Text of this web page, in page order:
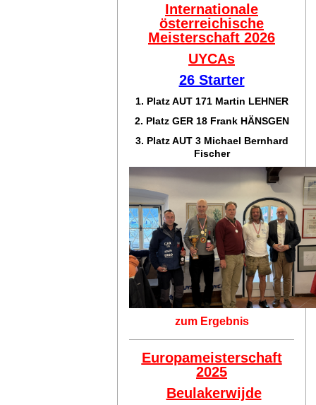
Internationale
österreichische
Meisterschaft 2026
UYCAs
26 Starter
1. Platz AUT 171 Martin LEHNER
2. Platz GER 18 Frank HÄNSGEN
3. Platz AUT 3 Michael Bernhard
Fischer
zum Ergebnis
Europameisterschaft
2025
Beulakerwijde